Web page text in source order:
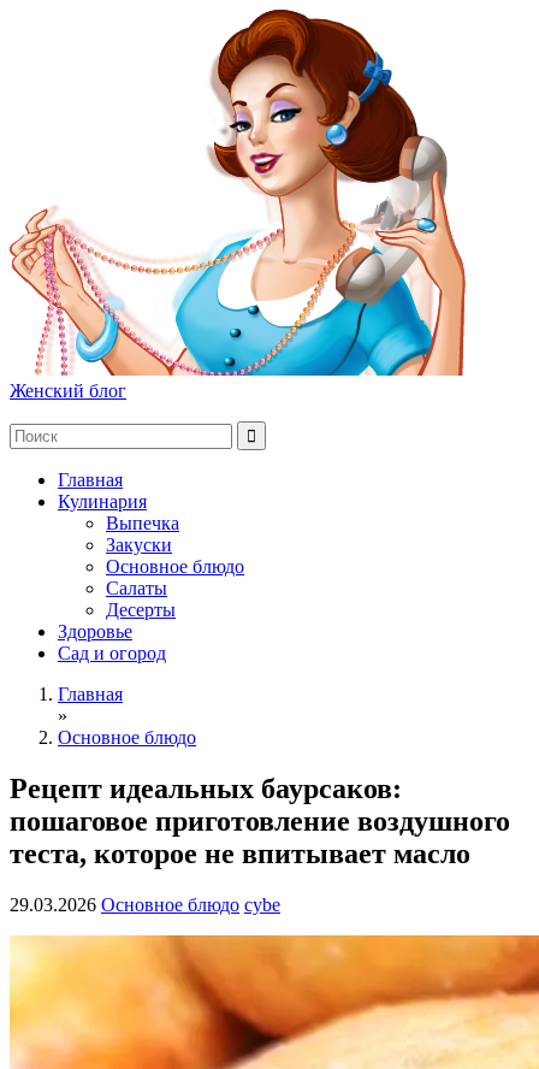
Женский блог
Главная
Кулинария
Выпечка
Закуски
Основное блюдо
Салаты
Десерты
Здоровье
Сад и огород
Главная
»
Основное блюдо
Рецепт идеальных баурсаков:
пошаговое приготовление воздушного
теста, которое не впитывает масло
29.03.2026 Основное блюдо cybe